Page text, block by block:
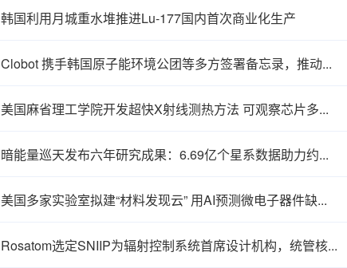
韩国利用月城重水堆推进Lu-177国内首次商业化生产
Clobot 携手韩国原子能环境公团等多方签署备忘录，推动放射性废物安全管理多机型机器人示范
美国麻省理工学院开发超快X射线测热方法 可观察芯片多层结构热传递
暗能量巡天发布六年研究成果：6.69亿个星系数据助力约束宇宙加速膨胀
美国多家实验室拟建“材料发现云” 用AI预测微电子器件缺陷影响
Rosatom选定SNIIP为辐射控制系统首席设计机构，统管核设施放射仪表标准化与进口替代保障